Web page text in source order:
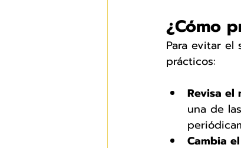
¿Cómo
Para evitar el
prácticos:
Revisa el
una de
Cambia